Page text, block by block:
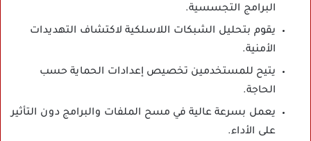
البرامج التجسسية.
يقوم بتحليل الشبكات اللاسلكية لاكتشاف التهديدات
الأمنية.
يتيح للمستخدمين تخصيص إعدادات الحماية حسب
الحاجة.
يعمل بسرعة عالية في مسح الملفات والبرامج دون التأثير
على الأداء.